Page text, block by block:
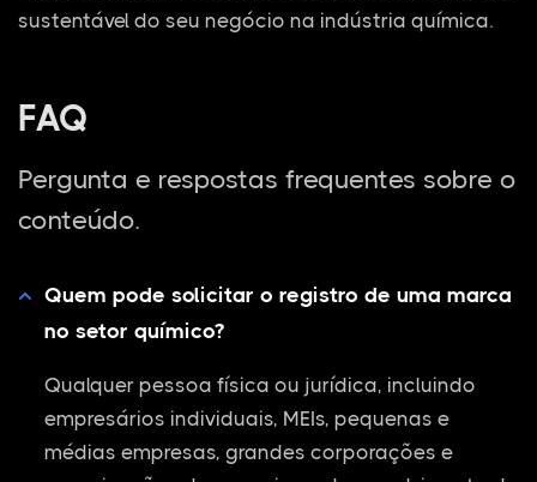
sustentável do seu negócio na indústria química.
FAQ
Pergunta e respostas frequentes sobre o
conteúdo.
Quem pode solicitar o registro de uma marca
no setor químico?
Qualquer pessoa física ou jurídica, incluindo
empresários individuais, MEIs, pequenas e
médias empresas, grandes corporações e